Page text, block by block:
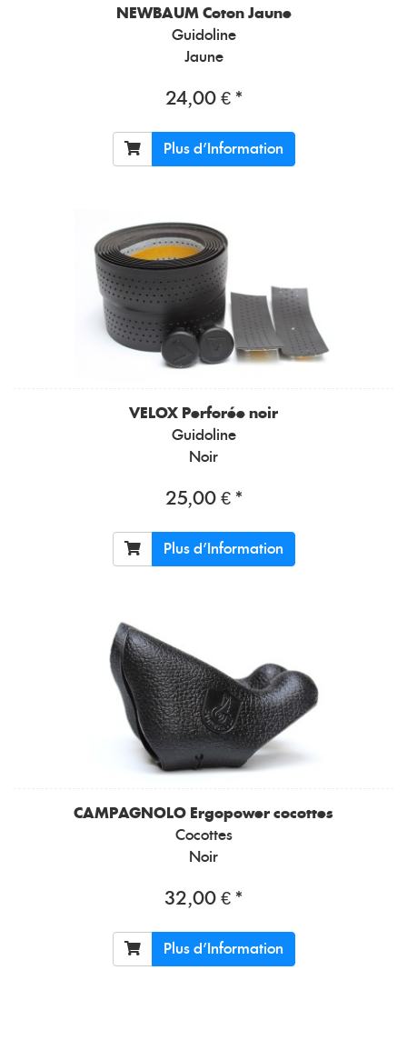
NEWBAUM Coton Jaune
Guidoline
Jaune
24,00 € *
Plus d'Information
VELOX Perforée noir
Guidoline
Noir
25,00 € *
Plus d'Information
CAMPAGNOLO Ergopower cocottes
Cocottes
Noir
32,00 € *
Plus d'Information